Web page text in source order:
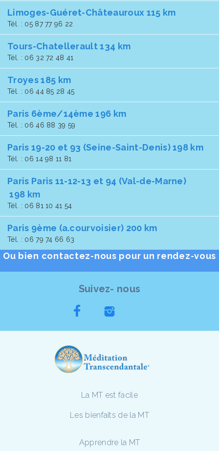
Limoges-Guéret-Châteauroux 115 km
Tél. : 05 87 77 96 22
Tours-Chatellerault 134 km
Tél. : 06 32 72 48 41
Troyes 185 km
Tél. : 06 44 85 28 45
Paris 6ème/14ème 196 km
Tél. : 06 46 88 39 59
Paris 19-20 et 93 (Seine-Saint-Denis) 198 km
Tél. : 06 14 98 11 81
Paris Paris 11-12-13 et 94 (Val-de-Marne)
198 km
Tél. : 06 81 10 41 54
Paris 9ème (a.courvoisier) 200 km
Tél. : 06 79 74 66 63
Ou bien contactez-nous pour un rendez-vous
Suivez- nous
La MT est facile
Les bienfaits de la MT
Apprendre la MT